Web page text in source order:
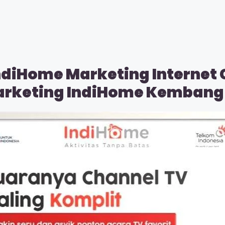
Marketing Internet
IndiHome Kembang